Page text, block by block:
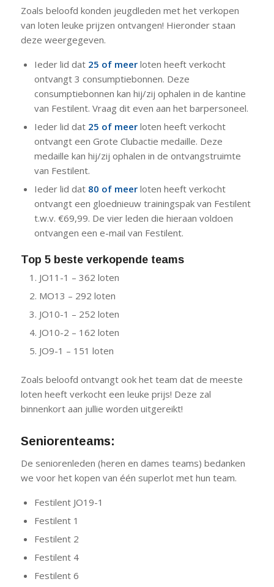
Zoals beloofd konden jeugdleden met het verkopen
van loten leuke prijzen ontvangen! Hieronder staan
deze weergegeven.
Ieder lid dat25 of meerloten heeft verkocht
ontvangt 3 consumptiebonnen. Deze
consumptiebonnen kan hij/zij ophalen in de kantine
van Festilent. Vraag dit even aan het barpersoneel.
Ieder lid dat25 of meerloten heeft verkocht
ontvangt een Grote Clubactie medaille. Deze
medaille kan hij/zij ophalen in de ontvangstruimte
van Festilent.
Ieder lid dat 80 of meerloten heeft verkocht
ontvangt een gloednieuw trainingspak van Festilent
t.w.v. €69,99. De vier leden die hieraan voldoen
ontvangen een e-mail van Festilent.
Top 5 beste verkopende teams
JO11-1 – 362 loten
MO13 – 292 loten
JO10-1 – 252 loten
JO10-2 – 162 loten
JO9-1 – 151 loten
Zoals beloofd ontvangt ook het team dat de meeste
loten heeft verkocht een leuke prijs! Deze zal
binnenkort aan jullie worden uitgereikt!
Seniorenteams:
De seniorenleden (heren en dames teams) bedanken
we voor het kopen van één superlot met hun team.
Festilent JO19-1
Festilent 1
Festilent 2
Festilent 4
Festilent 6